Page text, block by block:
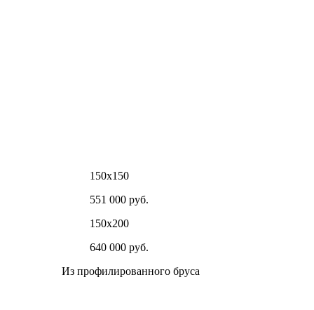
150х150
551 000 руб.
150х200
640 000 руб.
Из профилированного бруса